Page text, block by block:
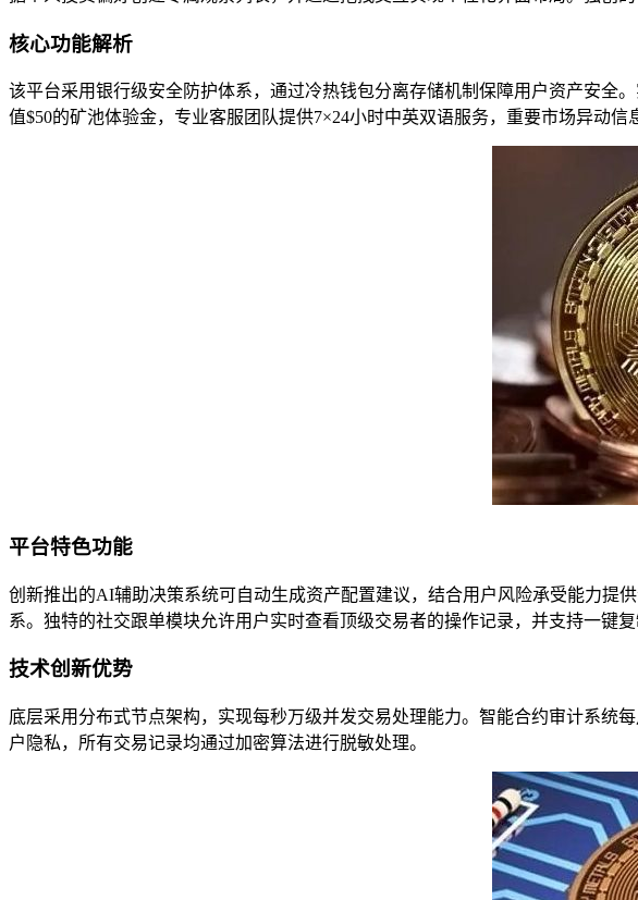
核心功能解析
该平台采用银行级安全防护体系，通过冷热钱包分离存储机制保障用户资产安全
值$50的矿池体验金，专业客服团队提供7×24小时中英双语服务，重要市场异动信
平台特色功能
创新推出的AI辅助决策系统可自动生成资产配置建议，结合用户风险承受能力提
系。独特的社交跟单模块允许用户实时查看顶级交易者的操作记录，并支持一键复
技术创新优势
底层采用分布式节点架构，实现每秒万级并发交易处理能力。智能合约审计系统
户隐私，所有交易记录均通过加密算法进行脱敏处理。